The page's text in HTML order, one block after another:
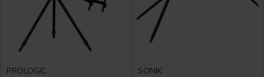
PROLOGIC SONIK